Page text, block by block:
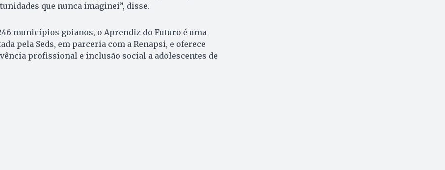
que nunca imaginei”, disse.
municípios goianos, o Aprendiz do Futuro é uma
pela Seds, em parceria com a Renapsi, e oferece
profissional e inclusão social a adolescentes de